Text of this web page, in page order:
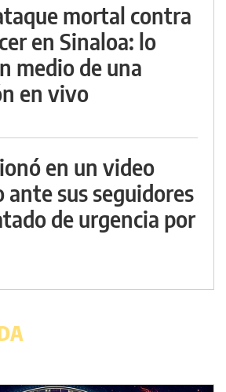
mortal contra
en Sinaloa: lo
medio de una
en vivo
en un video
sus seguidores
de urgencia por